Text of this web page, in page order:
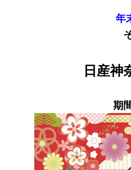
年
日産神
期